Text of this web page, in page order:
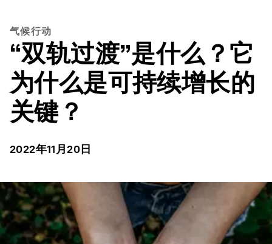
气候行动
“双轨过渡”是什么？它
为什么是可持续增长的
关键？
2022年11月20日